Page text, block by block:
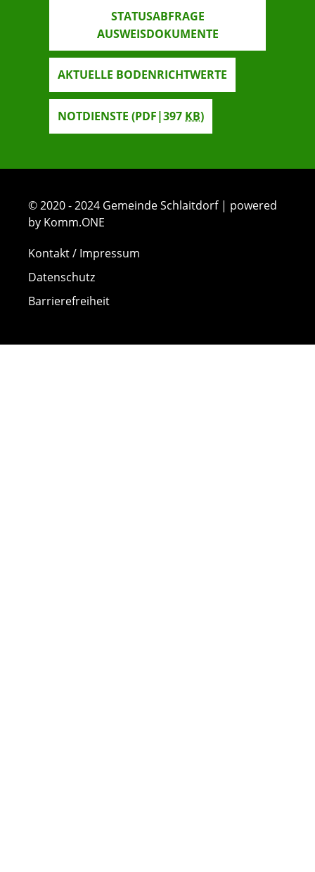
STATUSABFRAGE
AUSWEISDOKUMENTE
AKTUELLE BODENRICHTWERTE
NOTDIENSTE (PDF|397 KB)
© 2020 - 2024 Gemeinde Schlaitdorf | powered
by Komm.ONE
Kontakt / Impressum
Datenschutz
Barrierefreiheit